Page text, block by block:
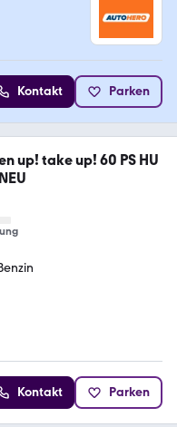
Kontakt Parken
up! take up! 60 PS HU
Kontakt Parken